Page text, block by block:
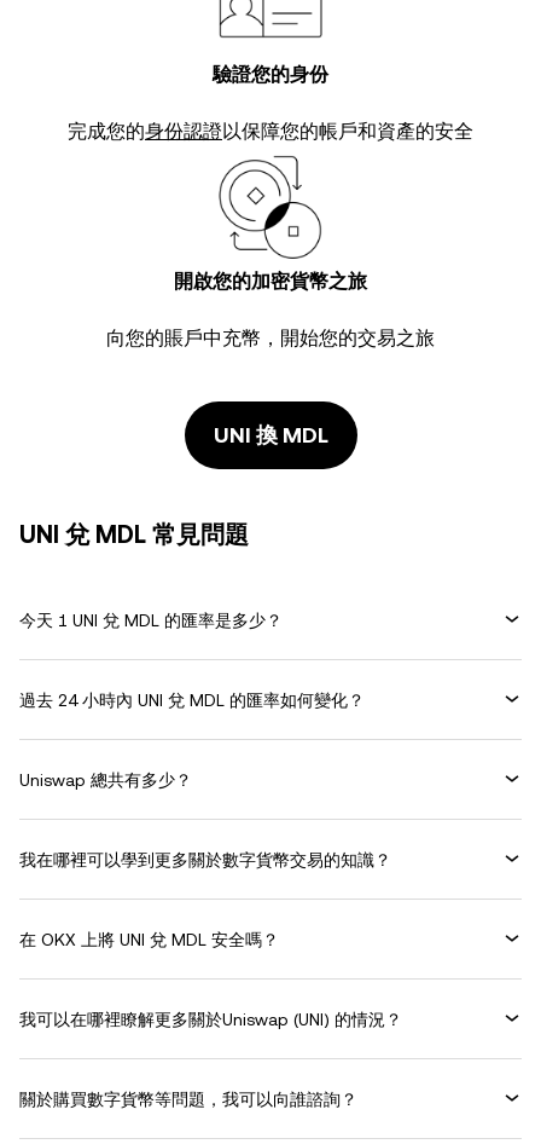
驗證您的身份
完成您的身份認證以保障您的帳戶和資產的安全
開啟您的加密貨幣之旅
向您的賬戶中充幣，開始您的交易之旅
UNI 換 MDL
UNI 兌 MDL 常見問題
今天 1 UNI 兌 MDL 的匯率是多少？
過去 24 小時內 UNI 兌 MDL 的匯率如何變化？
Uniswap 總共有多少？
我在哪裡可以學到更多關於數字貨幣交易的知識？
在 OKX 上將 UNI 兌 MDL 安全嗎？
我可以在哪裡瞭解更多關於Uniswap (UNI) 的情況？
關於購買數字貨幣等問題，我可以向誰諮詢？